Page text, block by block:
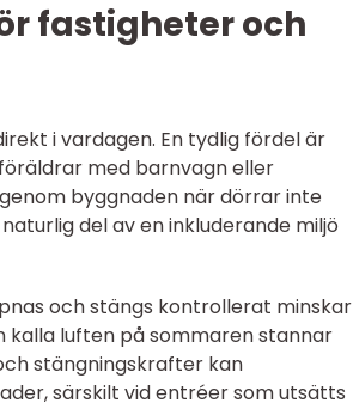
fastigheter och
i vardagen. En tydlig fördel är
med barnvagn eller
byggnaden när dörrar inte
del av en inkluderande miljö
och stängs kontrollerat minskar
kalla luften på sommaren stannar
stängningskrafter kan
särskilt vid entréer som utsätts